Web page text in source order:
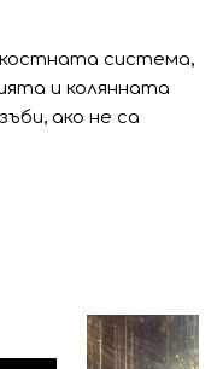
система,
и колянната
ако не са